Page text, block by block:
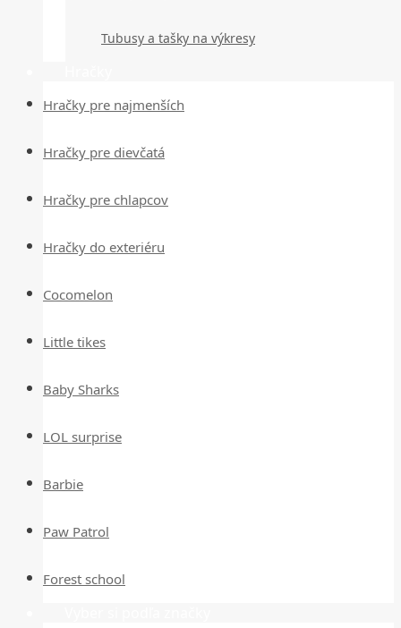
Tubusy a tašky na výkresy
Hračky pre najmenších
Hračky pre dievčatá
Hračky pre chlapcov
Hračky do exteriéru
Cocomelon
Little tikes
Baby Sharks
LOL surprise
Barbie
Paw Patrol
Forest school